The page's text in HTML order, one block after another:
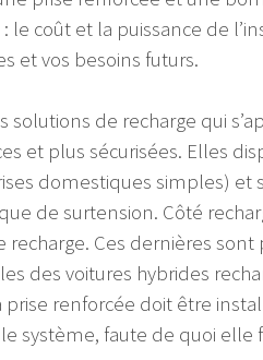
le coût et la puissance de
et vos besoins futurs.
solutions de recharge qui
et plus sécurisées. Elles
domestiques simples)
de surtension. Côté
recharge. Ces dernières
des voitures hybrides
renforcée doit être
système, faute de quoi